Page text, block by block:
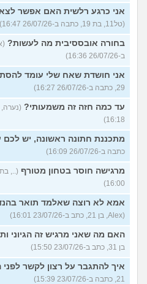
אני כרגע רלשית האם אפשר
(טל11, בת 19, כתבה ב-26/07/26 16:47)
בחורה אובססיבית מה לעשות?
ב-26/07/26 16:36)
אני חושדת שאח שלי עומד
29, כתבה ב-26/07/26 16:27)
עד כמה חזה זה משמעותי?
16:18)
מתכננת חתונה ראשונה, יש לכם
כתבה ב-26/07/26 16:09)
מרגישה חוסר בטחון מטורף
16:00)
אמא לא רוצה שאלמד תואר
(Alex, בן 21, כתב ב-23/07/26 16:01)
האם מה שאני מרגיש זה הגיוני
בן 31, כתב ב-23/07/26 15:50)
איך להתגבר על רצון לקשר לפני
21, כתבה ב-23/07/26 15:39)